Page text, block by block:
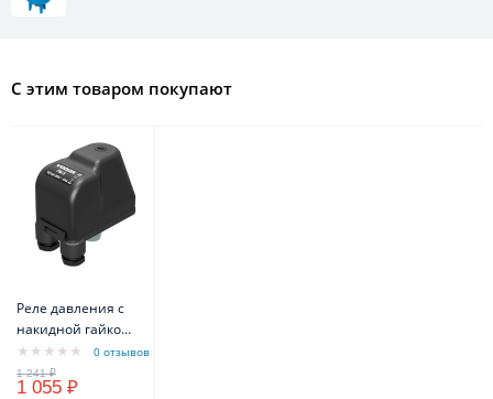
С этим товаром покупают
Реле давления с
накидной гайкой
VODOS PM/5 1/4" -
FG 16A(10A) IP44
0 отзывов
1 055 ₽